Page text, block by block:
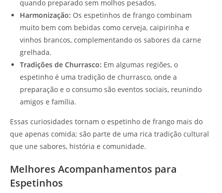
quando preparado sem molhos pesados.
Harmonização: Os espetinhos de frango combinam
muito bem com bebidas como cerveja, caipirinha e
vinhos brancos, complementando os sabores da carne
grelhada.
Tradições de Churrasco: Em algumas regiões, o
espetinho é uma tradição de churrasco, onde a
preparação e o consumo são eventos sociais, reunindo
amigos e família.
Essas curiosidades tornam o espetinho de frango mais do
que apenas comida; são parte de uma rica tradição cultural
que une sabores, história e comunidade.
Melhores Acompanhamentos para
Espetinhos